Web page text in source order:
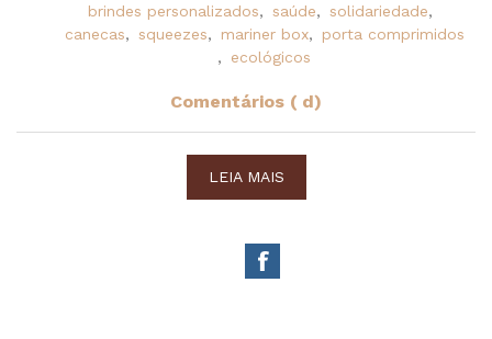
brindes personalizados, saúde, solidariedade,
canecas, squeezes, mariner box,
porta comprimidos
,
ecológicos
Comentários ( d)
LEIA MAIS